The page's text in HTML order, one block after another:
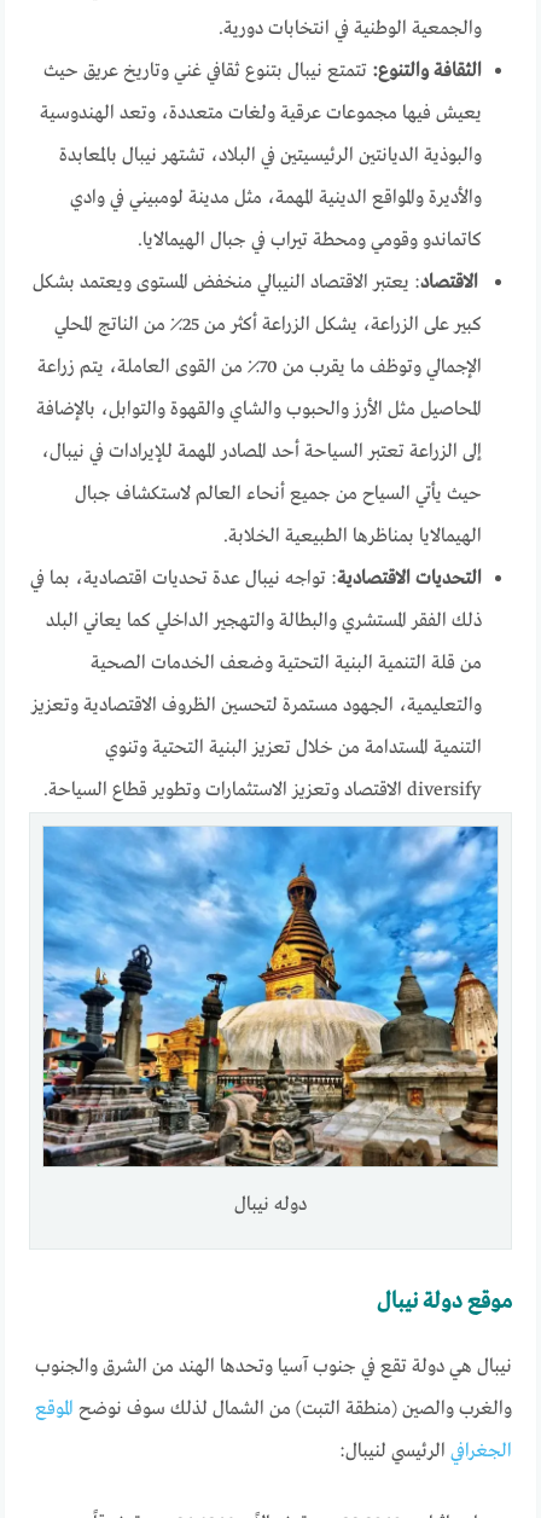
والجمعية الوطنية في انتخابات دورية.
الثقافة والتنوع: تتمتع نيبال بتنوع ثقافي غني وتاريخ عريق حيث
يعيش فيها مجموعات عرقية ولغات متعددة، وتعد الهندوسية
والبوذية الديانتين الرئيسيتين في البلاد، تشتهر نيبال بالمعابدة
والأديرة والمواقع الدينية المهمة، مثل مدينة لومبيني في وادي
كاتماندو وقومي ومحطة تيراب في جبال الهيمالايا.
الاقتصاد: يعتبر الاقتصاد النيبالي منخفض المستوى ويعتمد بشكل
كبير على الزراعة، يشكل الزراعة أكثر من 25٪ من الناتج المحلي
الإجمالي وتوظف ما يقرب من 70٪ من القوى العاملة، يتم زراعة
المحاصيل مثل الأرز والحبوب والشاي والقهوة والتوابل، بالإضافة
إلى الزراعة تعتبر السياحة أحد المصادر المهمة للإيرادات في نيبال،
حيث يأتي السياح من جميع أنحاء العالم لاستكشاف جبال
الهيمالايا بمناظرها الطبيعية الخلابة.
التحديات الاقتصادية: تواجه نيبال عدة تحديات اقتصادية، بما في
ذلك الفقر المستشري والبطالة والتهجير الداخلي كما يعاني البلد
من قلة التنمية البنية التحتية وضعف الخدمات الصحية
والتعليمية، الجهود مستمرة لتحسين الظروف الاقتصادية وتعزيز
التنمية المستدامة من خلال تعزيز البنية التحتية وتنوي
diversify الاقتصاد وتعزيز الاستثمارات وتطوير قطاع السياحة.
دوله نيبال
موقع دولة نيبال
نيبال هي دولة تقع في جنوب آسيا وتحدها الهند من الشرق والجنوب
والغرب والصين (منطقة التبت) من الشمال لذلك سوف نوضح الموقع
الجغرافي الرئيسي لنيبال: